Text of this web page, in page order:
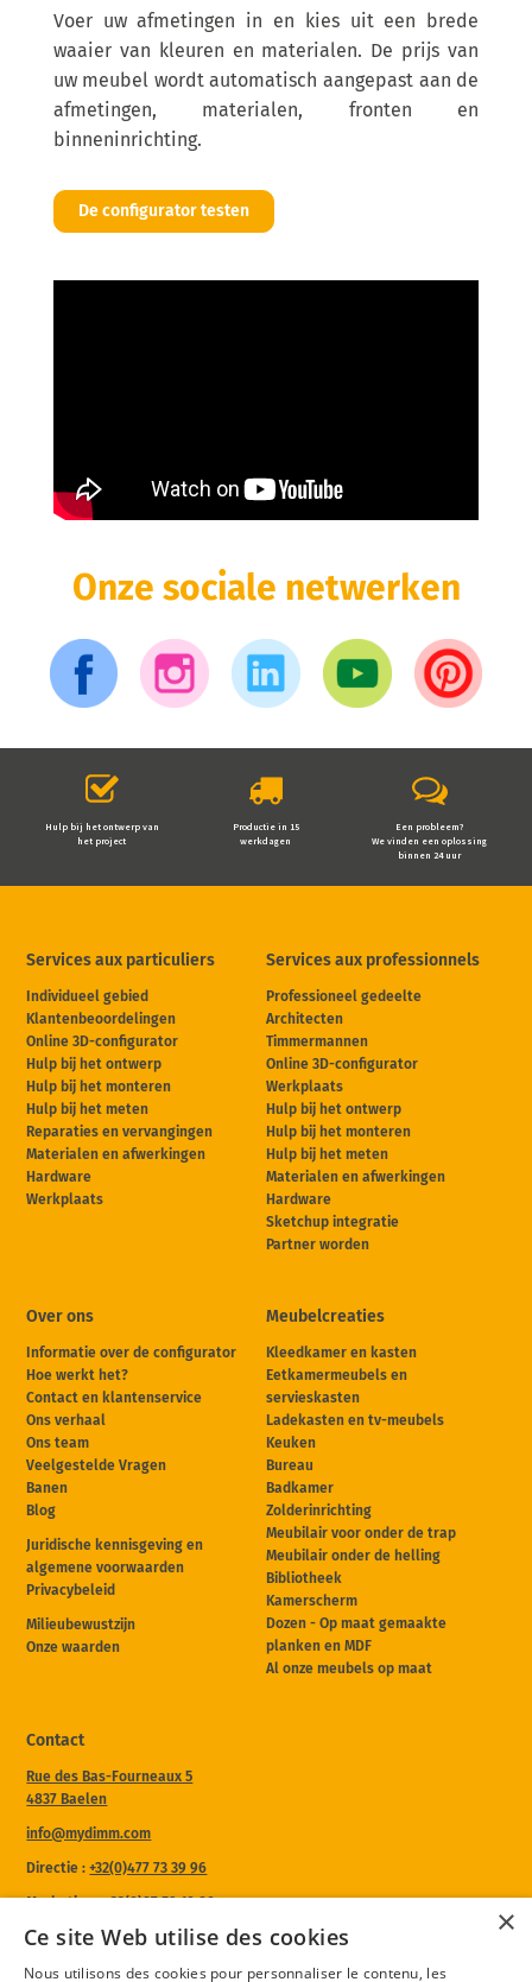
Voer uw afmetingen in en kies uit een brede
waaier van kleuren en materialen. De prijs van
uw meubel wordt automatisch aangepast aan de
afmetingen, materialen, fronten en
binneninrichting.
De configurator testen
Onze sociale netwerken
Hulp bij het ontwerp van
het project
Productie in 15
werkdagen
Een probleem?
We vinden een oplossing
binnen 24 uur
Services aux particuliers
Individueel gebied
Klantenbeoordelingen
Online 3D-configurator
Hulp bij het ontwerp
Hulp bij het monteren
Hulp bij het meten
Reparaties en vervangingen
Materialen en afwerkingen
Hardware
Werkplaats
Services aux professionnels
Professioneel gedeelte
Architecten
Timmermannen
Online 3D-configurator
Werkplaats
Hulp bij het ontwerp
Hulp bij het monteren
Hulp bij het meten
Materialen en afwerkingen
Hardware
Sketchup integratie
Partner worden
Over ons
Informatie over de configurator
Hoe werkt het?
Contact en klantenservice
Ons verhaal
Ons team
Veelgestelde Vragen
Banen
Blog
Juridische kennisgeving en
algemene voorwaarden
Privacybeleid
Milieubewustzijn
Onze waarden
Meubelcreaties
Kleedkamer en kasten
Eetkamermeubels en
servieskasten
Ladekasten en tv-meubels
Keuken
Bureau
Badkamer
Zolderinrichting
Meubilair voor onder de trap
Meubilair onder de helling
Bibliotheek
Kamerscherm
Dozen - Op maat gemaakte
planken en MDF
Al onze meubels op maat
Contact
Rue des Bas-Fourneaux 5
4837 Baelen
info@mydimm.com
Directie :+32(0)477 73 39 96
Marketing :+32(0)87 59 10 80
Openingstijden van onze werkplaats :
×
Ce site Web utilise des cookies
Nous utilisons des cookies pour personnaliser le contenu, les